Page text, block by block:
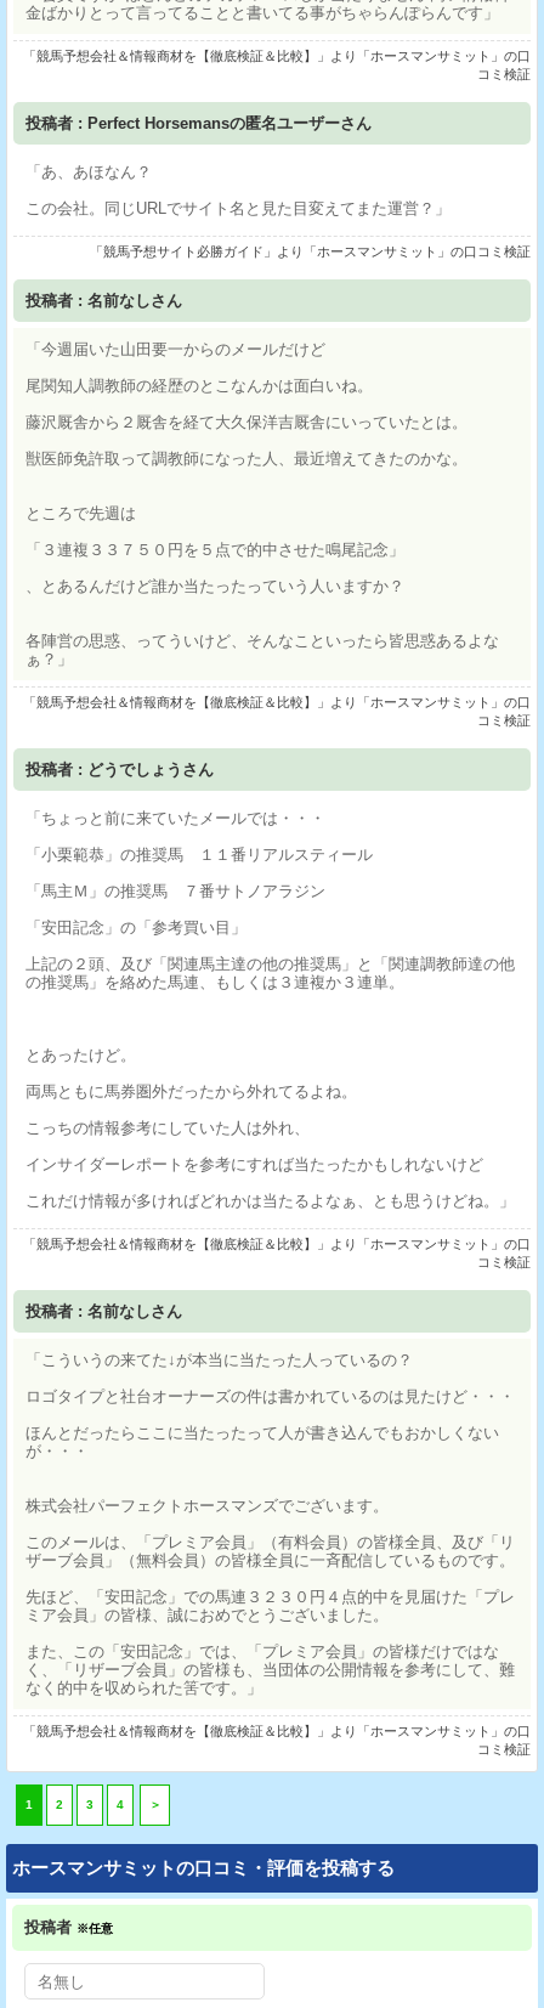
金ばかりとって言ってることと書いてる事がちゃらんぽらんです」
「競馬予想会社＆情報商材を【徹底検証＆比較】」より「ホースマンサミット」の口
コミ検証
投稿者 : Perfect Horsemansの匿名ユーザーさん
「あ、あほなん？
この会社。同じURLでサイト名と見た目変えてまた運営？」
「競馬予想サイト必勝ガイド」より「ホースマンサミット」の口コミ検証
投稿者 : 名前なしさん
「今週届いた山田要一からのメールだけど
尾関知人調教師の経歴のとこなんかは面白いね。
藤沢厩舎から２厩舎を経て大久保洋吉厩舎にいっていたとは。
獣医師免許取って調教師になった人、最近増えてきたのかな。
ところで先週は
「３連複３３７５０円を５点で的中させた鳴尾記念」
、とあるんだけど誰か当たったっていう人いますか？
各陣営の思惑、ってういけど、そんなこといったら皆思惑あるよな
ぁ？」
「競馬予想会社＆情報商材を【徹底検証＆比較】」より「ホースマンサミット」の口
コミ検証
投稿者 : どうでしょうさん
「ちょっと前に来ていたメールでは・・・
「小栗範恭」の推奨馬 １１番リアルスティール
「馬主Ｍ」の推奨馬 ７番サトノアラジン
「安田記念」の「参考買い目」
上記の２頭、及び「関連馬主達の他の推奨馬」と「関連調教師達の他
の推奨馬」を絡めた馬連、もしくは３連複か３連単。
とあったけど。
両馬ともに馬券圏外だったから外れてるよね。
こっちの情報参考にしていた人は外れ、
インサイダーレポートを参考にすれば当たったかもしれないけど
これだけ情報が多ければどれかは当たるよなぁ、とも思うけどね。」
「競馬予想会社＆情報商材を【徹底検証＆比較】」より「ホースマンサミット」の口
コミ検証
投稿者 : 名前なしさん
「こういうの来てた↓が本当に当たった人っているの？
ロゴタイプと社台オーナーズの件は書かれているのは見たけど・・・
ほんとだったらここに当たったって人が書き込んでもおかしくない
が・・・
株式会社パーフェクトホースマンズでございます。
このメールは、「プレミア会員」（有料会員）の皆様全員、及び「リ
ザーブ会員」（無料会員）の皆様全員に一斉配信しているものです。
先ほど、「安田記念」での馬連３２３０円４点的中を見届けた「プレ
ミア会員」の皆様、誠におめでとうございました。
また、この「安田記念」では、「プレミア会員」の皆様だけではな
く、「リザーブ会員」の皆様も、当団体の公開情報を参考にして、難
なく的中を収められた筈です。」
「競馬予想会社＆情報商材を【徹底検証＆比較】」より「ホースマンサミット」の口
コミ検証
1 2 3 4 ＞
ホースマンサミットの口コミ・評価を投稿する
投稿者 ※任意